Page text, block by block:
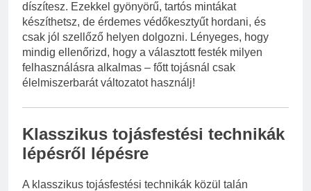
díszítesz. Ezekkel gyönyörű, tartós mintákat
készíthetsz, de érdemes védőkesztyűt hordani, és
csak jól szellőző helyen dolgozni. Lényeges, hogy
mindig ellenőrizd, hogy a választott festék milyen
felhasználásra alkalmas – főtt tojásnál csak
élelmiszerbarát változatot használj!
Klasszikus tojásfestési technikák
lépésről lépésre
A klasszikus tojásfestési technikák közül talán